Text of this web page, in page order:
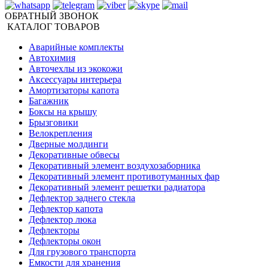
ОБРАТНЫЙ ЗВОНОК
КАТАЛОГ ТОВАРОВ
Аварийные комплекты
Автохимия
Авточехлы из экокожи
Аксессуары интерьера
Амортизаторы капота
Багажник
Боксы на крышу
Брызговики
Велокрепления
Дверные молдинги
Декоративные обвесы
Декоративный элемент воздухозаборника
Декоративный элемент противотуманных фар
Декоративный элемент решетки радиатора
Дефлектор заднего стекла
Дефлектор капота
Дефлектор люка
Дефлекторы
Дефлекторы окон
Для грузового транспорта
Емкости для хранения